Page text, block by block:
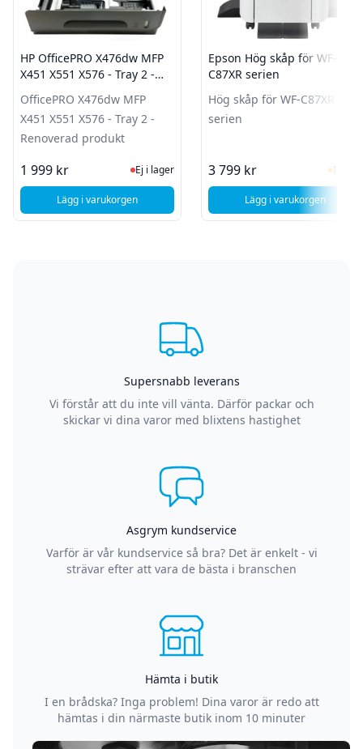
HP OfficePRO X476dw MFP
X451 X551 X576 - Tray 2 -
OfficePRO X476dw MFP
X451 X551 X576 - Tray 2 -
Renoverad produkt
1 999 kr Ej i lager, besök produktsidan för
Ej i lager
Lägg i varukorgen, HP OfficePRO X476dw MFP X451 X551 X576 - Tray 2 -
Epson Hög skåp för WF-
C87XR serien
Hög skåp för WF-C87XR
serien
3 799 kr I
Lägg i varukorgen
, Epson Hög
Supersnabb leverans
Vi förstår att du inte vill vänta. Därför packar och
skickar vi dina varor med blixtens hastighet
Asgrym kundservice
Varför är vår kundservice så bra? Det är enkelt - vi
strävar efter att vara de bästa i branschen
Hämta i butik
I en brådska? Inga problem! Dina varor är redo att
hämtas i din närmaste butik inom 10 minuter